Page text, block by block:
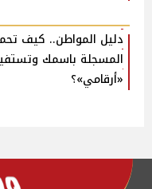
دليل المواطن.. كيف
المسجلة باسمك
«أرقامي»؟